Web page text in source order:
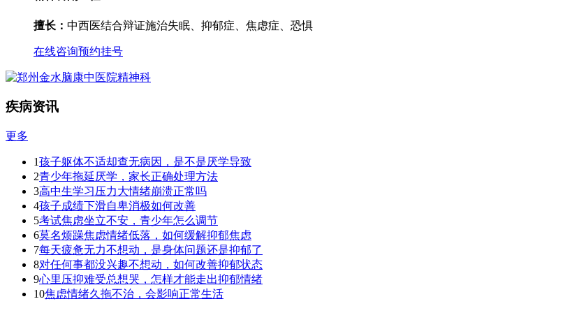
擅长： 中西医结合辩证施治失眠、抑郁症、焦虑症、恐惧
在线咨询预约挂号
疾病资讯
更多
1孩子躯体不适却查无病因，是不是厌学导致
2青少年拖延厌学，家长正确处理方法
3高中生学习压力大情绪崩溃正常吗
4孩子成绩下滑自卑消极如何改善
5考试焦虑坐立不安，青少年怎么调节
6莫名烦躁焦虑情绪低落，如何缓解抑郁焦虑
7每天疲惫无力不想动，是身体问题还是抑郁了
8对任何事都没兴趣不想动，如何改善抑郁状态
9心里压抑难受总想哭，怎样才能走出抑郁情绪
10焦虑情绪久拖不治，会影响正常生活